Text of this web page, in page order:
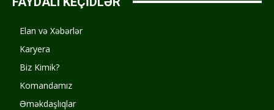
Elan və Xəbərlər
Karyera
Biz Kimik?
Komandamız
Əməkdaşlıqlar